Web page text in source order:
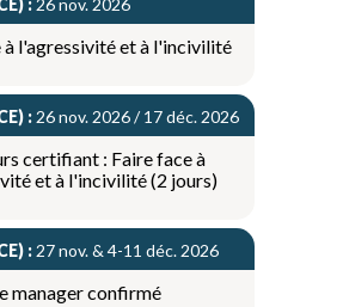
: 26 nov. 2026
à l'agressivité et à l'incivilité
: 26 nov. 2026 / 17 déc. 2026
certifiant : Faire face à
et à l'incivilité (2 jours)
: 27 nov. & 4-11 déc. 2026
manager confirmé